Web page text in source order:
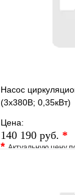
Насос
(3х380В; 0,35кВт)
Цена:
140 190 руб. *
*Актуальную цену